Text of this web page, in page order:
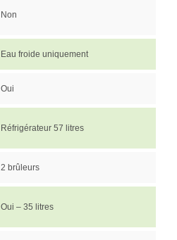
Non
Eau froide uniquement
Oui
Réfrigérateur 57 litres
2 brûleurs
Oui – 35 litres